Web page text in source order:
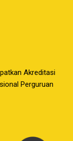
Akreditasi
Perguruan